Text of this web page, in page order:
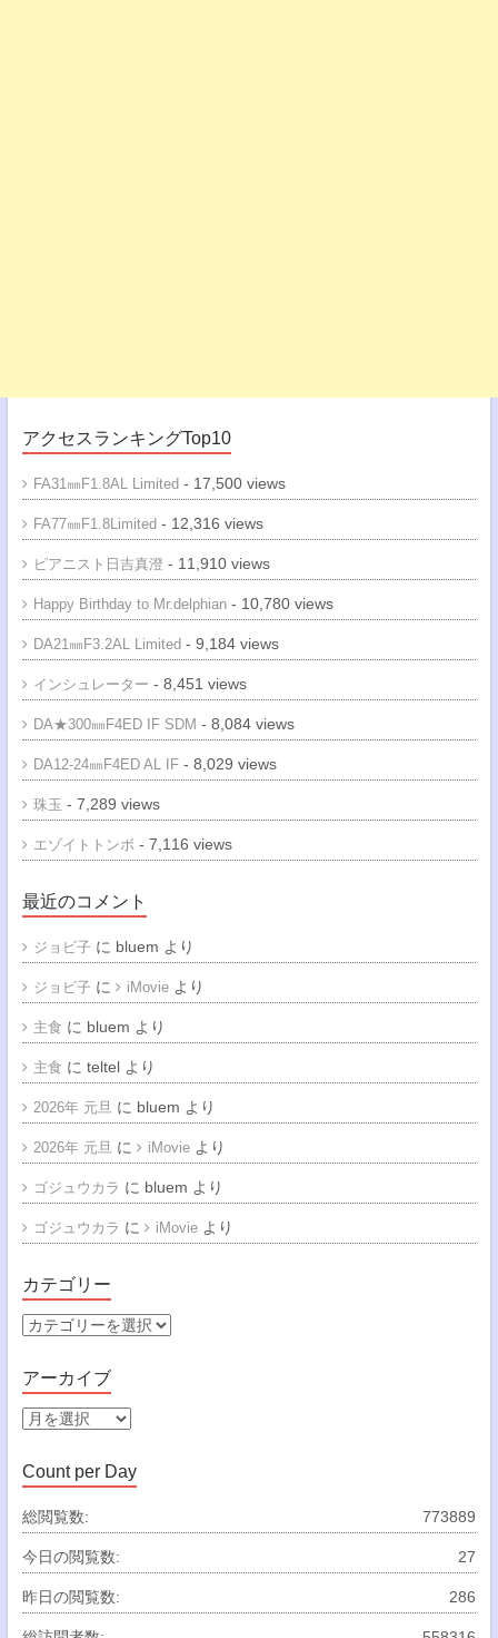
アクセスランキングTop10
FA31㎜F1.8AL Limited- 17,500 views
FA77㎜F1.8Limited- 12,316 views
ピアニスト日吉真澄 - 11,910 views
Happy Birthday to Mr.delphian- 10,780 views
DA21㎜F3.2AL Limited- 9,184 views
インシュレーター - 8,451 views
DA★300㎜F4ED IF SDM - 8,084 views
DA12-24㎜F4ED AL IF- 8,029 views
珠玉 - 7,289 views
エゾイトトンボ - 7,116 views
最近のコメント
ジョビ子 に bluem より
ジョビ子 に iMovieより
主食 に bluem より
主食 に teltelより
2026年 元旦 に bluem より
2026年 元旦 に iMovieより
ゴジュウカラ に bluem より
ゴジュウカラ に iMovieより
カテゴリー
カ
ゴ
リ
ー
アーカイブ
ア
カ
イ
ブ
Count per Day
773889
総閲覧数:
27
今日の閲覧数:
286
昨日の閲覧数: